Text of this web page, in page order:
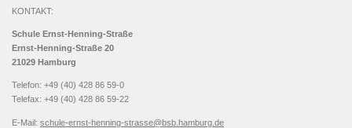
KONTAKT:
Schule Ernst-Henning-Straße
Ernst-Henning-Straße 20
21029 Hamburg
Telefon: +49 (40) 428 86 59-0
Telefax: +49 (40) 428 86 59-22
E-Mail: schule-ernst-henning-strasse@bsb.hamburg.de